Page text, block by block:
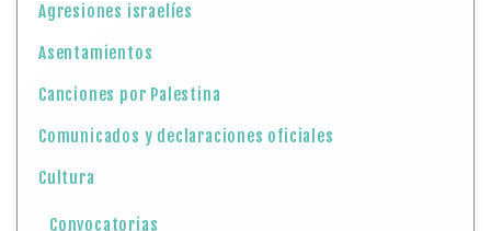
Agresiones israelíes
Asentamientos
Canciones por Palestina
Comunicados y declaraciones oficiales
Cultura
Convocatorias